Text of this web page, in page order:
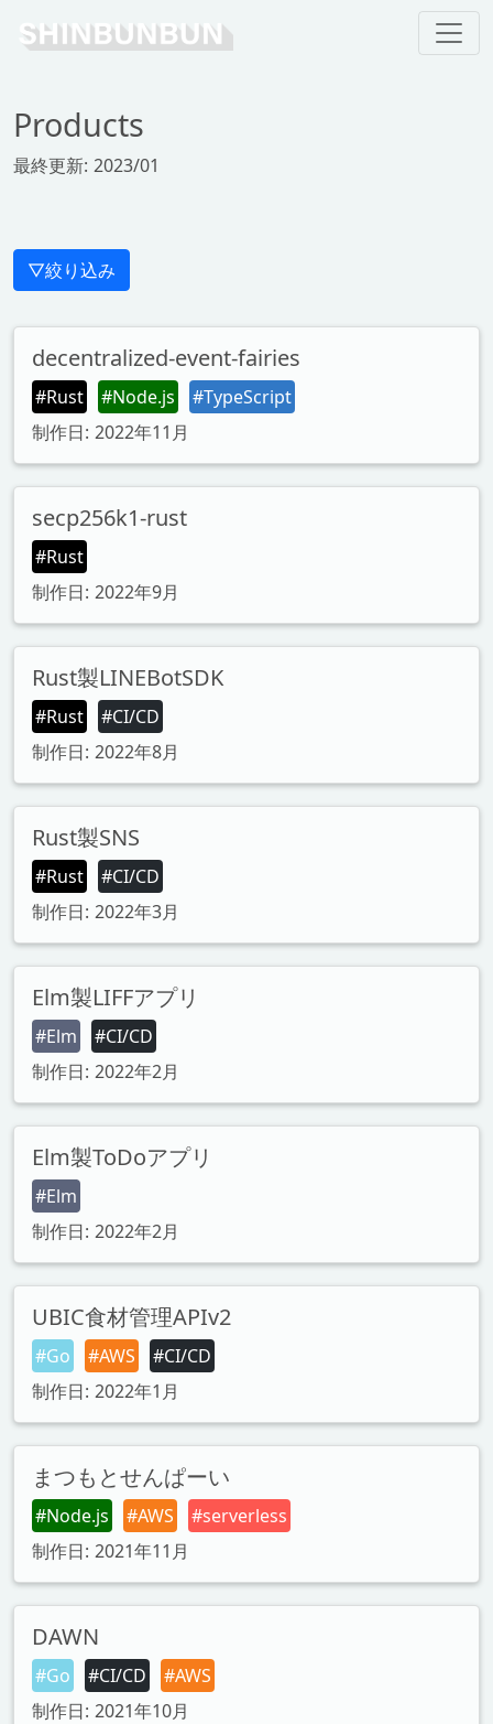
Products
最終更新: 2023/01
▽絞り込み
decentralized-event-fairies
#Rust #Node.js
#TypeScript
制作日: 2022年11月
secp256k1-rust
#Rust
制作日: 2022年9月
Rust製LINEBotSDK
#Rust
#CI/CD
制作日: 2022年8月
Rust製SNS
#Rust
#CI/CD
制作日: 2022年3月
Elm製LIFFアプリ
#Elm
#CI/CD
制作日: 2022年2月
Elm製ToDoアプリ
#Elm
制作日: 2022年2月
UBIC食材管理APIv2
#Go #AWS
#CI/CD
制作日: 2022年1月
まつもとせんぱーい
#Node.js #AWS
#serverless
制作日: 2021年11月
DAWN
#Go #CI/CD
#AWS
制作日: 2021年10月